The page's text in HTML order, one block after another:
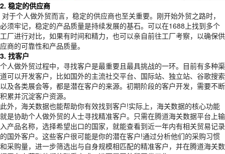
2. 稳定的供应商
对于个人做外贸而言，稳定的供应商也至关重要。刚开始外贸之路时，
必须牢记，稳定的产品质量是持续发展的基石。可以在1688上找到多个
工厂进行对比，如果有时间和精力，也可以亲自前往工厂考察，以确保供
应商的可靠性和产品质量。
3. 找客户
个人做外贸过程中，寻找客户是最重要且最具挑战的一环。目前有多种渠
道可以开发客户，比如国外的主流社交平台、国际站、独立站、谷歌搜索
以及各类展会等，都是潜在客户的来源。初期阶段的客户开发，需要不断
积累并沉淀客户资源。
此外，海关数据也能帮助你有效找到客户!实际上，海关数据的核心功能
就是协助个人做外贸的人士寻找精准客户。只需在腾道海关数据平台上输
入产品名称，选择希望出口的国家，就能查看到近一年内有相关贸易记录
的国外客户。这些客户很可能是你的潜在客户!通过分析他们的采购习惯
和采购量，进一步筛选出与自身规模相匹配的精准客户，并在腾道海关数